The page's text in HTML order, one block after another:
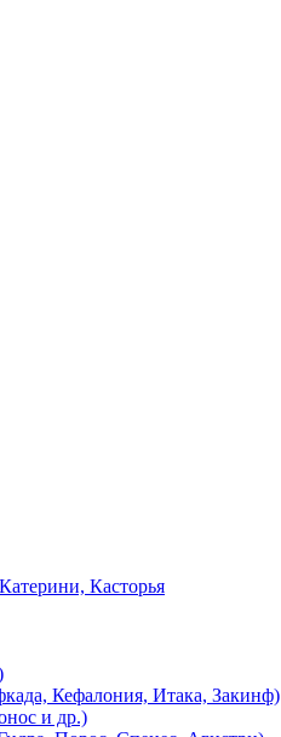
Касторья
Кефалония, Итака, Закинф)
и др.)